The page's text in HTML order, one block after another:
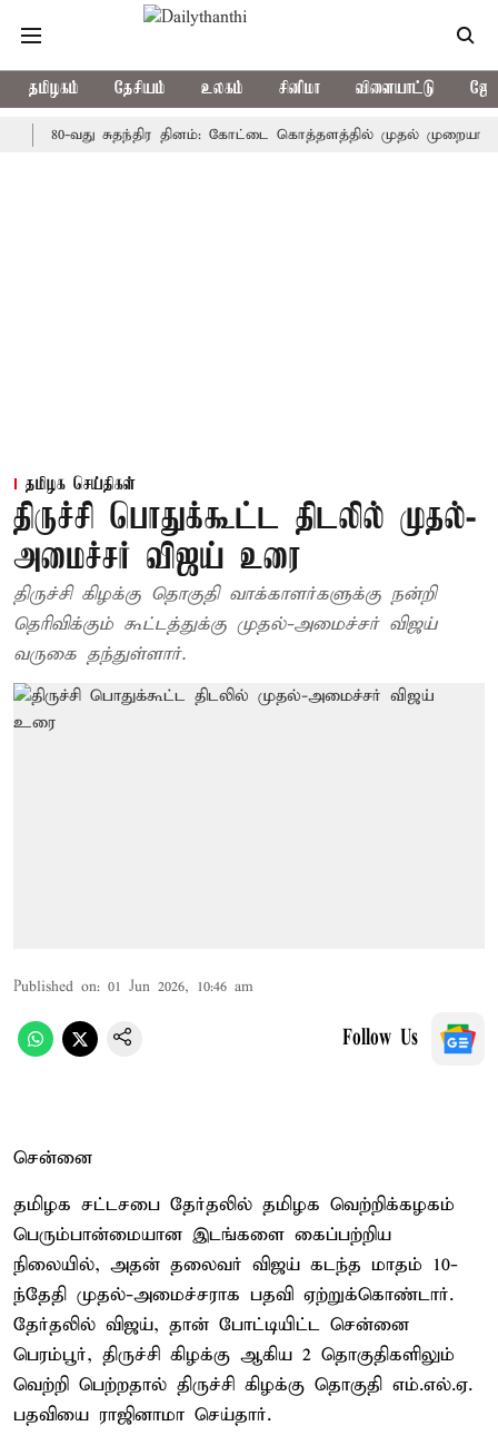
தமிழகம் தேசியம் உலகம் சினிமா விளையாட்டு
80-வது சுதந்திர தினம்: கோட்டை கொத்தளத்தில் முதல் முறையாக
தமிழக செய்திகள்
திருச்சி பொதுக்கூட்ட திடலில் முதல்-
அமைச்சர் விஜய் உரை
திருச்சி கிழக்கு தொகுதி வாக்காளர்களுக்கு நன்றி
தெரிவிக்கும் கூட்டத்துக்கு முதல்-அமைச்சர் விஜய்
வருகை தந்துள்ளார்.
Published on: 01 Jun 2026, 10:46 am
Follow Us
சென்னை
தமிழக சட்டசபை தேர்தலில் தமிழக வெற்றிக்கழகம்
பெரும்பான்மையான இடங்களை கைப்பற்றிய
நிலையில், அதன் தலைவர் விஜய் கடந்த மாதம் 10-
ந்தேதி முதல்-அமைச்சராக பதவி ஏற்றுக்கொண்டார்.
தேர்தலில் விஜய், தான் போட்டியிட்ட சென்னை
பெரம்பூர், திருச்சி கிழக்கு ஆகிய 2 தொகுதிகளிலும்
வெற்றி பெற்றதால் திருச்சி கிழக்கு தொகுதி எம்.எல்.ஏ.
பதவியை ராஜினாமா செய்தார்.